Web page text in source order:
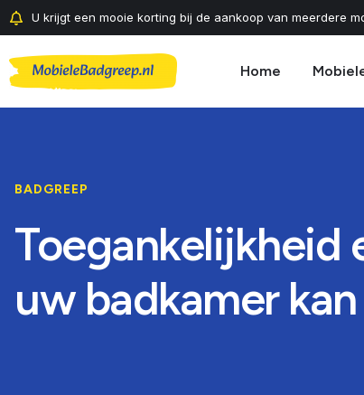
U krijgt een mooie korting bij de aankoop van meerdere
Home
BADGREEP
Toegankelijkheid
uw badkamer